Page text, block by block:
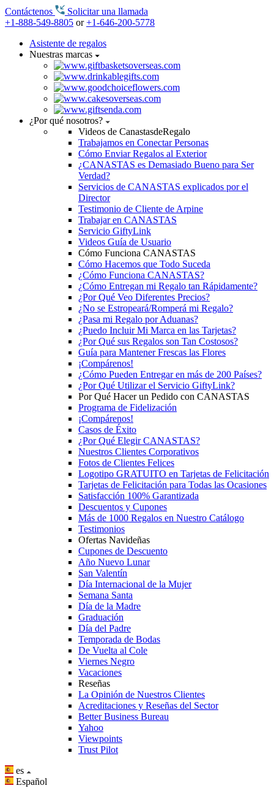
Contáctenos
Solicitar una llamada
+1-888-549-8805 or+1-646-200-5778
Asistente de regalos
Nuestras marcas
¿Por qué nosotros?
Videos de CanastasdeRegalo
Trabajamos en Conectar Personas
Cómo Enviar Regalos al Exterior
¿CANASTAS es Demasiado Bueno para Ser
Verdad?
Servicios de CANASTAS explicados por el
Director
Testimonio de Cliente de Arpine
Trabajar en CANASTAS
Servicio GiftyLink
Videos Guía de Usuario
Cómo Funciona CANASTAS
Cómo Hacemos que Todo Suceda
¿Cómo Funciona CANASTAS?
¿Cómo Entregan mi Regalo tan Rápidamente?
¿Por Qué Veo Diferentes Precios?
¿No se Estropeará/Romperá mi Regalo?
¿Pasa mi Regalo por Aduanas?
¿Puedo Incluir Mi Marca en las Tarjetas?
¿Por Qué sus Regalos son Tan Costosos?
Guía para Mantener Frescas las Flores
¡Compárenos!
¿Cómo Pueden Entregar en más de 200 Países?
¿Por Qué Utilizar el Servicio GiftyLink?
Por Qué Hacer un Pedido con CANASTAS
Programa de Fidelización
¡Compárenos!
Casos de Éxito
¿Por Qué Elegir CANASTAS?
Nuestros Clientes Corporativos
Fotos de Clientes Felices
Logotipo GRATUITO en Tarjetas de Felicitación
Tarjetas de Felicitación para Todas las Ocasiones
Satisfacción 100% Garantizada
Descuentos y Cupones
Más de 1000 Regalos en Nuestro Catálogo
Testimonios
Ofertas Navideñas
Cupones de Descuento
Año Nuevo Lunar
San Valentín
Día Internacional de la Mujer
Semana Santa
Día de la Madre
Graduación
Día del Padre
Temporada de Bodas
De Vuelta al Cole
Viernes Negro
Vacaciones
Reseñas
La Opinión de Nuestros Clientes
Acreditaciones y Reseñas del Sector
Better Business Bureau
Yahoo
Viewpoints
Trust Pilot
es
Español